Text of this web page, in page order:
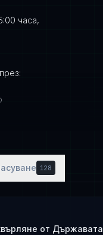
часа,
Столична
128
от